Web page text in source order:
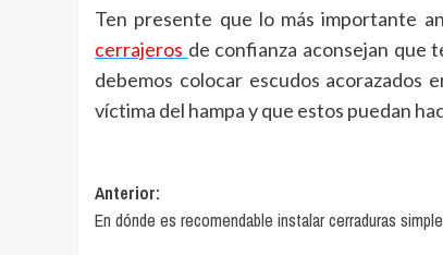
Ten presente que lo más importante
cerrajeros de confianza aconsejan que
debemos colocar escudos acorazados
víctima del hampa y que estos puedan
Navegación
de
Anterior:
En dónde es recomendable instalar cerraduras